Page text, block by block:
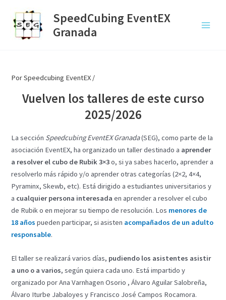
contenido
SpeedCubing EventEX
Granada
PorSpeedcubing EventEX /
Vuelven los talleres de este curso
2025/2026
La sección Speedcubing EventEX Granada(SEG), como parte de la
asociación EventEX, ha organizado un taller destinado a aprender
a resolver el cubo de Rubik 3×3o, si ya sabes hacerlo, aprender a
resolverlo más rápido y/o aprender otras categorías (2×2, 4×4,
Pyraminx, Skewb, etc). Está dirigido a estudiantes universitarios y
a cualquier persona interesadaen aprender a resolver el cubo
de Rubik o en mejorar su tiempo de resolución. Los menores de
18 años pueden participar, si asisten acompañados de un adulto
responsable.
El taller se realizará varios días, pudiendo los asistentes asistir
a uno o a varios, según quiera cada uno. Está impartido y
organizado por Ana Varnhagen Osorio , Álvaro Aguilar Salobreña,
Álvaro Iturbe Jabaloyes y Francisco José Campos Rocamora.